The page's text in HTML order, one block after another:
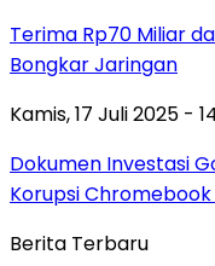
Terima Rp70 Miliar
Bongkar Jaringan
Kamis, 17 Juli 2025 -
Dokumen Investasi
Korupsi
Berita Terbaru